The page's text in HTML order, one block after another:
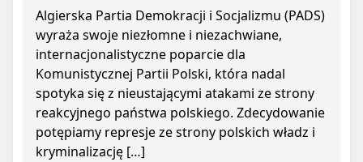
Algierska Partia Demokracji i Socjalizmu (PADS)
wyraża swoje niezłomne i niezachwiane,
internacjonalistyczne poparcie dla
Komunistycznej Partii Polski, która nadal
spotyka się z nieustającymi atakami ze strony
reakcyjnego państwa polskiego. Zdecydowanie
potępiamy represje ze strony polskich władz i
kryminalizację […]